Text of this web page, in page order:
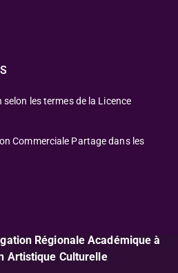
les termes de la Licence
Commerciale Partage dans les
Régionale Académique à
Artistique Culturelle